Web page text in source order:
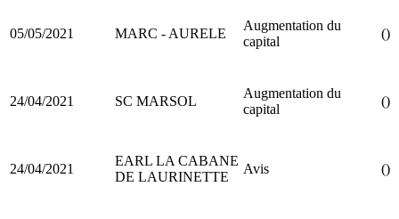
05/05/2021 MARC - AURELE
Augmentation du
capital
()
24/04/2021 SC MARSOL
Augmentation du
capital
()
24/04/2021
EARL LA CABANE
DE LAURINETTE
Avis ()